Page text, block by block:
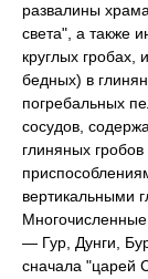
развалины
света", а также
круглых
бедных) в
погребальных
сосудов,
глиняных
вертикальными
— Гур, Дунги,
сначала "царей